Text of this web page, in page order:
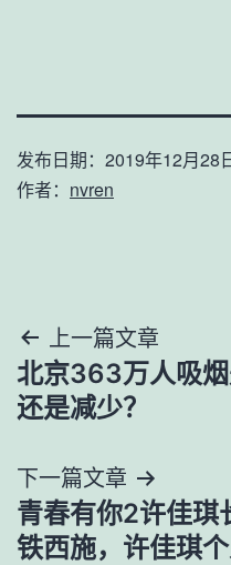
发布日期： 2019年12月28
作者： nvren
文
章
航
上一篇文章
北京363万人吸
还是减少？
下一篇文章
青春有你2许佳琪
铁西施，许佳琪